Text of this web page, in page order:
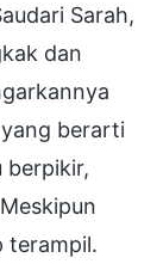
Sarah,
dan
berarti
berpikir,
terampil.